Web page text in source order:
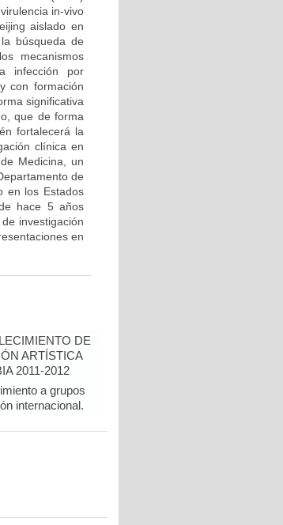
in-vivo
aislado en
búsqueda de
mecanismos
infección por
con formación
significativa
que de forma
fortalecerá la
clínica en
Medicina, un
de
en los Estados
hace 5 años
investigación
en
DE
ARTÍSTICA
2011-2012
a grupos
internacional.